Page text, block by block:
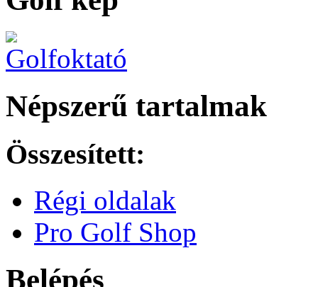
Népszerű tartalmak
Összesített:
Régi oldalak
Pro Golf Shop
Belépés